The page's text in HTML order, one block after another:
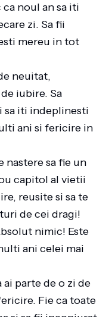
noul an sa iti
zi. Sa fii
mereu in tot
neuitat,
iubire. Sa
sa iti indeplinesti
ani si fericire in
nastere sa fie un
capitol al vietii
reusite si sa te
de cei dragi!
nimic! Este
ani celei mai
parte de o zi de
Fie ca toate